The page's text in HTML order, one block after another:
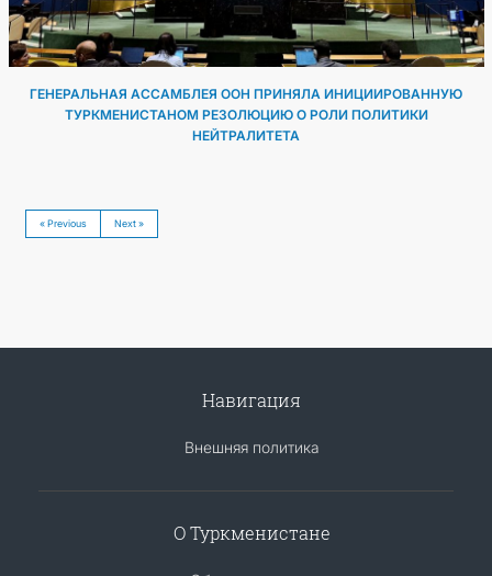
ГЕНЕРАЛЬНАЯ АССАМБЛЕЯ ООН ПРИНЯЛА ИНИЦИИРОВАННУЮ
ТУРКМЕНИСТАНОМ РЕЗОЛЮЦИЮ О РОЛИ ПОЛИТИКИ
НЕЙТРАЛИТЕТА
« Previous Next »
Навигация
Внешняя политика
О Туркменистане